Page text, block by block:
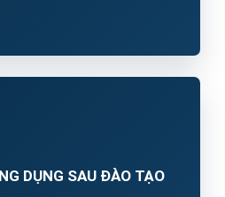
DỤNG SAU ĐÀO TẠO